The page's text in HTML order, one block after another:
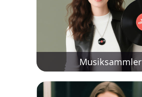
Musiksammler